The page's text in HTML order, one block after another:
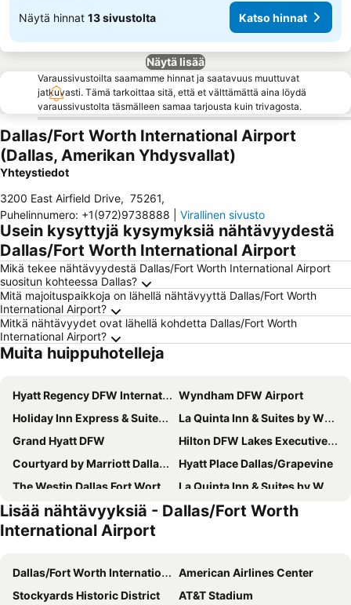
Näytä hinnat 13 sivustolta Katso hinnat
Näytä lisää
Varaussivustoilta saamamme hinnat ja saatavuus muuttuvat
jatkuvasti. Tämä tarkoittaa sitä, että et välttämättä aina löydä
varaussivustolta täsmälleen samaa tarjousta kuin trivagosta.
Dallas/Fort Worth International Airport
(Dallas, Amerikan Yhdysvallat)
Yhteystiedot
3200 East Airfield Drive, 75261,
Puhelinnumero: +1(972)9738888 Virallinen sivusto
Usein kysyttyjä kysymyksiä nähtävyydestä
Dallas/Fort Worth International Airport
Mikä tekee nähtävyydestä Dallas/Fort Worth International Airport
suositun kohteessa Dallas?
Mitä majoituspaikkoja on lähellä nähtävyyttä Dallas/Fort Worth
International Airport?
Mitkä nähtävyydet ovat lähellä kohdetta Dallas/Fort Worth
International Airport?
Muita huippuhotelleja
Hyatt Regency DFW International Airport
Wyndham DFW Airport
Holiday Inn Express & Suites Irving Dfw Airport North By Ihg
La Quinta Inn & Suites by Wyndham DFW Airport South / Irving
Grand Hyatt DFW
Hilton DFW Lakes Executive Conference Center
Courtyard by Marriott Dallas-Fort Worth/Bedford
Hyatt Place Dallas/Grapevine
The Westin Dallas Fort Worth Airport
La Quinta Inn & Suites by Wyndham Dallas DFW Airport North
Hyatt Place DFW
La Quinta Inn & Suites by Wyndham Arlington North 6 Flags Dr
Hampton Inn & Suites Dallas Market Center
Hilton Dallas/Southlake Town Square
La Quinta Inn & Suites by Wyndham DFW West-Glade-Parks
La Quinta Inn & Suites by Wyndham DFW Airport West - Bedford
Staybridge Suites Irving Las Colinas by IHG
Lisää nähtävyyksiä - Dallas/Fort Worth
International Airport
Dallas/Fort Worth International Airport
American Airlines Center
Stockyards Historic District
AT&T Stadium